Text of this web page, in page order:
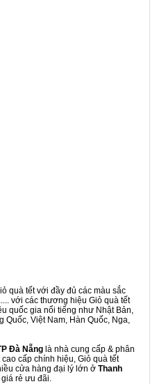
quà tết với đầy đủ các màu sắc
với các thương hiệu Giỏ quà tết
quốc gia nổi tiếng như Nhật Bản,
Quốc, Việt Nam, Hàn Quốc, Nga,
Đà Nẵng là nhà cung cấp & phân
cấp chính hiệu, Giỏ quà tết
cửa hàng đại lý lớn ở Thanh
rẻ ưu đãi.